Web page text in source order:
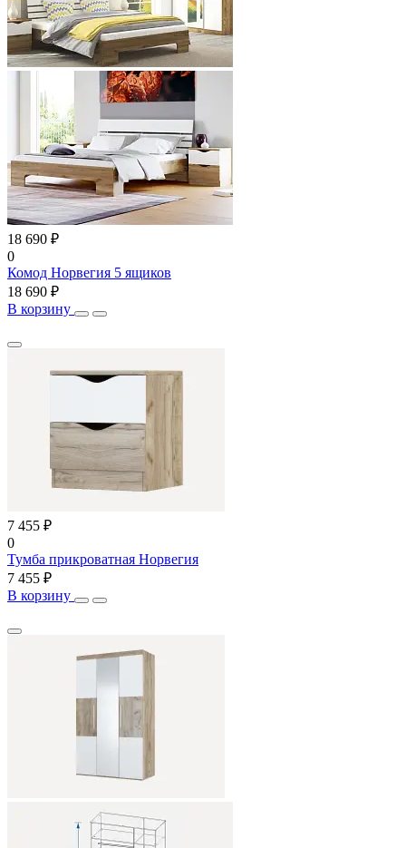
18 690 ₽
0
Комод Норвегия 5 ящиков
18 690 ₽
В корзину
7 455 ₽
0
Тумба прикроватная Норвегия
7 455 ₽
В корзину